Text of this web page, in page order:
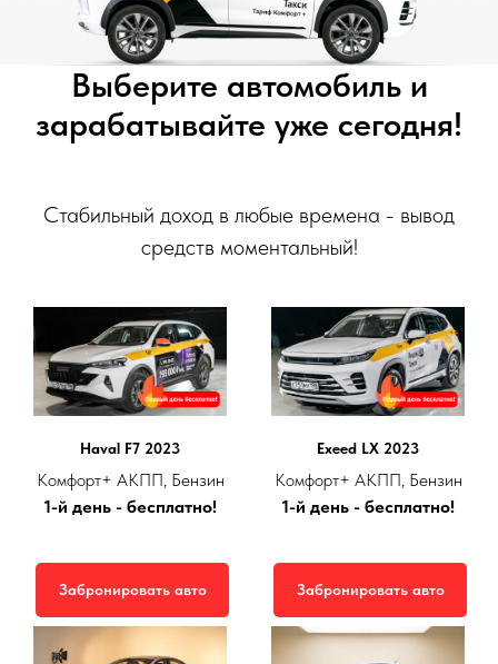
Выберите автомобиль и
зарабатывайте уже сегодня!
Стабильный доход в любые времена - вывод
средств моментальный!
Haval F7 2023
Комфорт+ АКПП, Бензин
1-й день - бесплатно!
Забронировать авто
Exeed LX 2023
Комфорт+ АКПП, Бензин
1-й день - бесплатно!
Забронировать авто